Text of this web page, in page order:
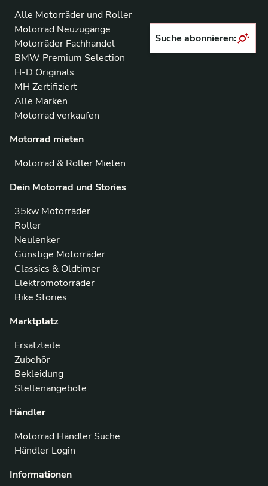
Alle Motorräder und Roller
Motorrad Neuzugänge
Motorräder Fachhandel
BMW Premium Selection
H-D Originals
MH Zertifiziert
Alle Marken
Motorrad verkaufen
Motorrad mieten
Motorrad & Roller Mieten
Dein Motorrad und Stories
35kw Motorräder
Roller
Neulenker
Günstige Motorräder
Classics & Oldtimer
Elektromotorräder
Bike Stories
Marktplatz
Ersatzteile
Zubehör
Bekleidung
Stellenangebote
Händler
Motorrad Händler Suche
Händler Login
Informationen
Suche abonnieren: